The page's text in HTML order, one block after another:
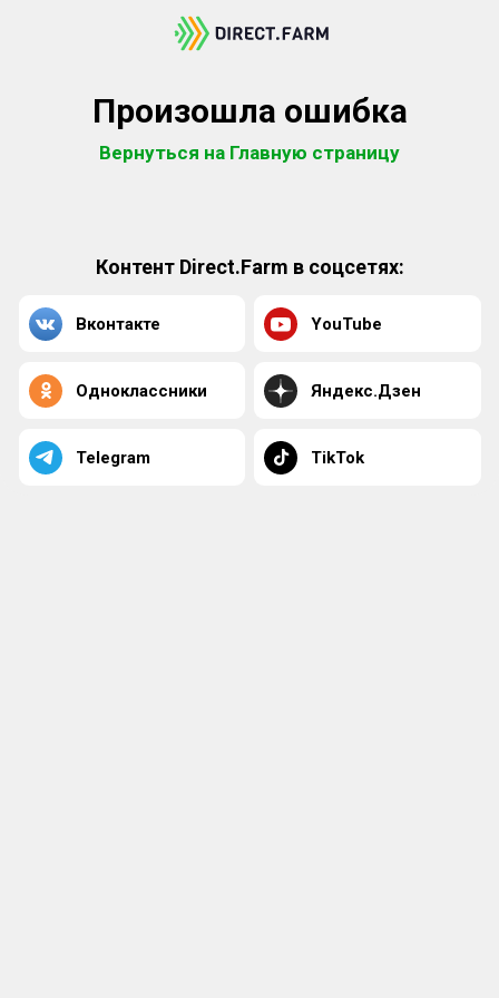
Произошла ошибка
Вернуться на Главную страницу
Контент Direct.Farm в соцсетях:
Вконтакте YouTube
Одноклассники Яндекс.Дзен
Telegram TikTok